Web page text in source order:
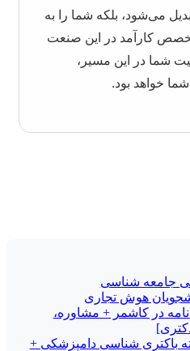
می‌شود، بلکه شما را به
کارآمد در این صنعت
شما در این مسیر،
خواهد بود.
جامعه شناسی
هوش تجاری
نامه در کاشمر + مشاوره،
باکتری شناسی دامپزشکی +